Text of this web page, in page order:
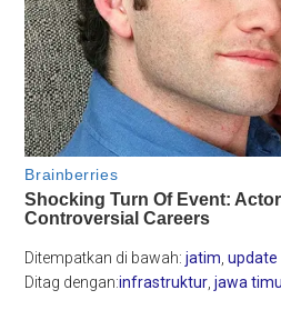
Ditempatkan di bawah:jatim ,update
Ditag dengan:infrastruktur ,jawa